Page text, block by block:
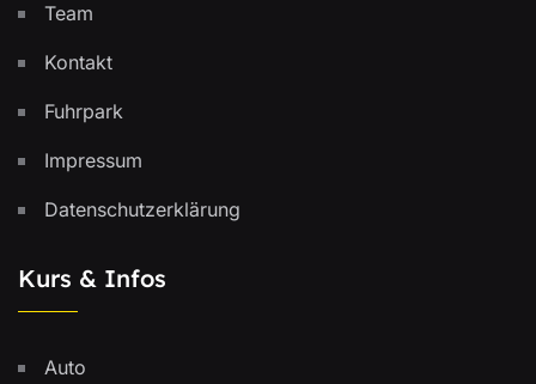
Team
Kontakt
Fuhrpark
Impressum
Datenschutzerklärung
Kurs & Infos
Auto